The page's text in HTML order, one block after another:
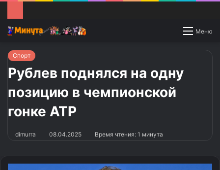
Меню
Switch
Спорт
Рублев поднялся на одну
позицию в чемпионской
гонке ATP
dimurra 08.04.2025 Время чтения: 1 минута